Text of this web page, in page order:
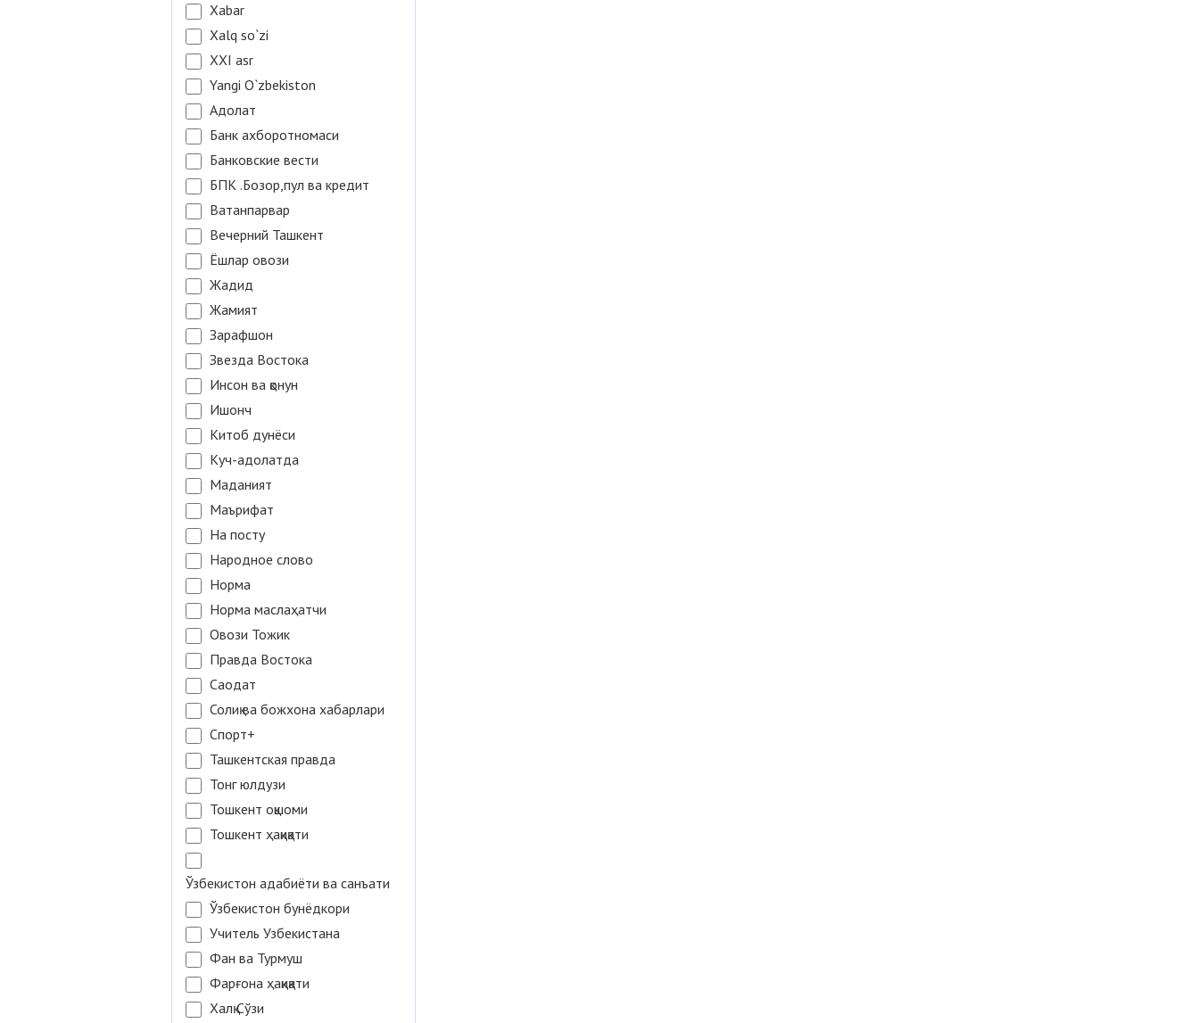
Xabar
Xalq so`zi
XXI asr
Yangi O`zbekiston
Адолат
Банк ахборотномаси
Банковские вести
БПК .Бозор,пул ва кредит
Ватанпарвар
Вечерний Ташкент
Ёшлар овози
Жадид
Жамият
Зарафшон
Звезда Востока
Инсон ва қонун
Ишонч
Китоб дунёси
Куч-адолатда
Маданият
Маърифат
На посту
Народное слово
Норма
Норма маслаҳатчи
Овози Тожик
Правда Востока
Саодат
Солиқ ва божхона хабарлари
Спорт+
Ташкентская правда
Тонг юлдузи
Тошкент оқшоми
Тошкент ҳақиқати
Ўзбекистон адабиёти ва санъати
Ўзбекистон бунёдкори
Учитель Узбекистана
Фан ва Турмуш
Фарғона ҳақиқати
Халқ Сўзи